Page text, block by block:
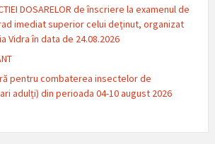
DOSARELOR de înscriere la examenul de
imediat superior celui deținut, organizat
Vidra în data de 24.08.2026
pentru combaterea insectelor de
adulți) din perioada 04-10 august 2026